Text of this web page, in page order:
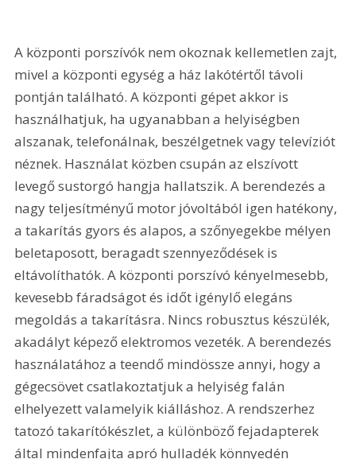
A központi porszívók nem okoznak kellemetlen zajt,
mivel a központi egység a ház lakótértől távoli
pontján található. A központi gépet akkor is
használhatjuk, ha ugyanabban a helyiségben
alszanak, telefonálnak, beszélgetnek vagy televíziót
néznek. Használat közben csupán az elszívott
levegő sustorgó hangja hallatszik. A berendezés a
nagy teljesítményű motor jóvoltából igen hatékony,
a takarítás gyors és alapos, a szőnyegekbe mélyen
beletaposott, beragadt szennyeződések is
eltávolíthatók. A központi porszívó kényelmesebb,
kevesebb fáradságot és időt igénylő elegáns
megoldás a takarításra. Nincs robusztus készülék,
akadályt képező elektromos vezeték. A berendezés
használatához a teendő mindössze annyi, hogy a
gégecsövet csatlakoztatjuk a helyiség falán
elhelyezett valamelyik kiálláshoz. A rendszerhez
tatozó takarítókészlet, a különböző fejadapterek
által mindenfajta apró hulladék könnyedén